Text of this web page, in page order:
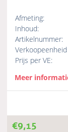
Afmeting:
Inhoud:
Artikelnummer:
Verkoopeenheid
Prijs per VE:
Meer
€9,15